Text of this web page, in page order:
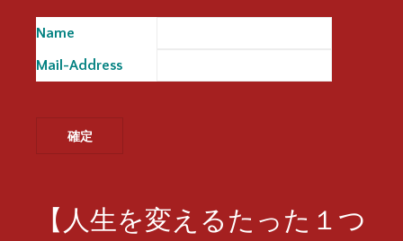
Name
Mail-Address
【人生を変えるたった１つ